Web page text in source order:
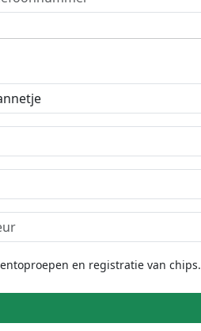
en registratie van chips.